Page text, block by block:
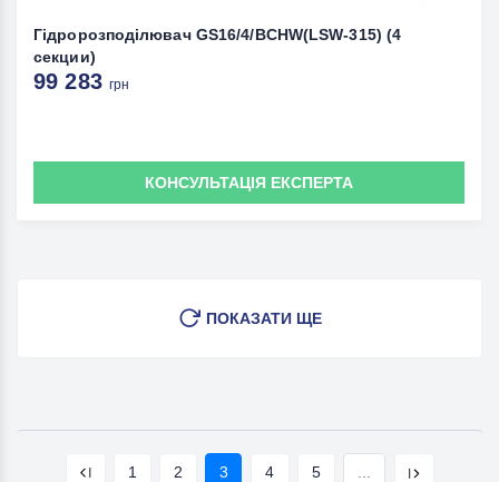
Гідророзподілювач GS16/4/BCHW(LSW-315) (4
секции)
99 283грн
КОНСУЛЬТАЦІЯ ЕКСПЕРТА
ПОКАЗАТИ ЩЕ
1 2 3 4 5